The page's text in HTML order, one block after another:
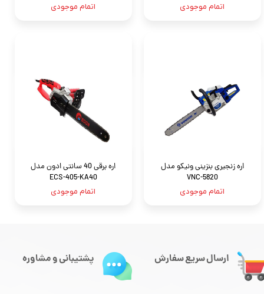
اتمام موجودی اتمام موجودی
اره زنجیری بنزینی ونیکو مدل
VNC-5820
اتمام موجودی
اره برقی 40 سانتی ادون مدل
ECS-405-KA40
اتمام موجودی
ارسال سریع سفارش پشتیبانی و مشاوره